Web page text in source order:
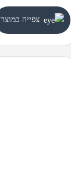
צפייה במוצר